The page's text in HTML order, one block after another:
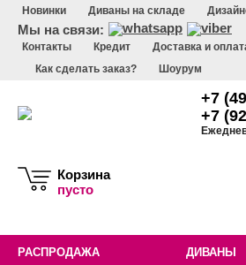
Новинки Диваны на складе
Мы на связи:
Контакты Кредит
Доставка и
Как сделать заказ?
Шоурум
+7
+7
Корзина
пусто
РАСПРОДАЖА ДИВАНЫ